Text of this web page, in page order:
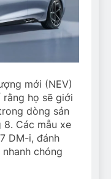
mới (NEV)
rằng họ sẽ giới
dòng sản
8. Các mẫu xe
DM-i, đánh
chóng